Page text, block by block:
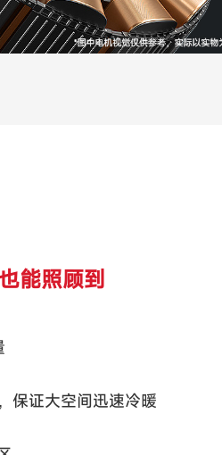
能照顾到
保证大空间迅速冷暖